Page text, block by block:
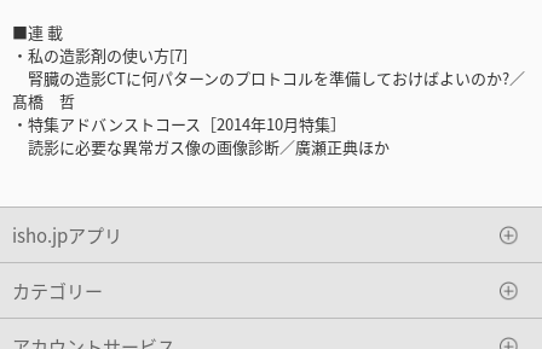
■連 載
・私の造影剤の使い方[7]
腎臓の造影CTに何パターンのプロトコルを準備しておけばよいのか?／
髙橋 哲
・特集アドバンストコース［2014年10月特集］
読影に必要な異常ガス像の画像診断／廣瀬正典ほか
isho.jpアプリ
カテゴリー